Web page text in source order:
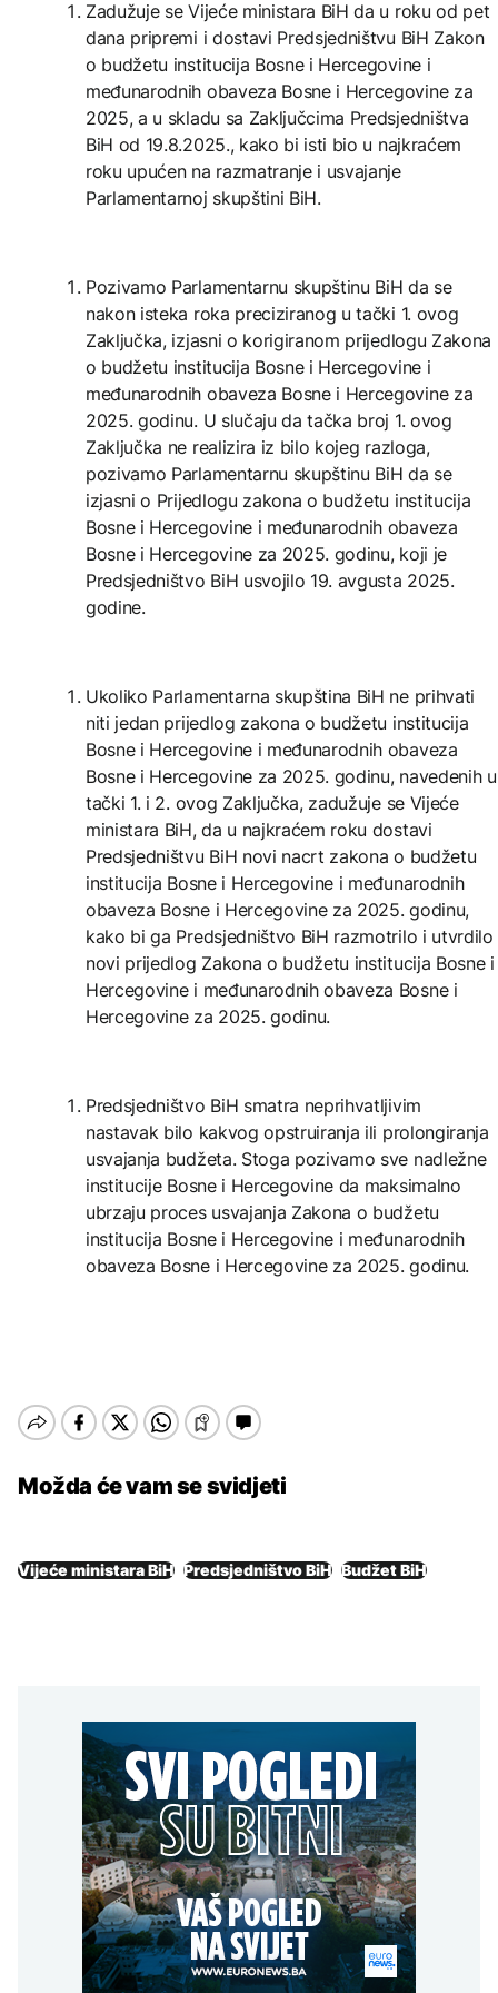
Zadužuje se Vijeće ministara BiH da u roku od pet
dana pripremi i dostavi Predsjedništvu BiH Zakon
o budžetu institucija Bosne i Hercegovine i
međunarodnih obaveza Bosne i Hercegovine za
2025, a u skladu sa Zaključcima Predsjedništva
BiH od 19.8.2025., kako bi isti bio u najkraćem
roku upućen na razmatranje i usvajanje
Parlamentarnoj skupštini BiH.
Pozivamo Parlamentarnu skupštinu BiH da se
nakon isteka roka preciziranog u tački 1. ovog
Zaključka, izjasni o korigiranom prijedlogu Zakona
o budžetu institucija Bosne i Hercegovine i
međunarodnih obaveza Bosne i Hercegovine za
2025. godinu. U slučaju da tačka broj 1. ovog
Zaključka ne realizira iz bilo kojeg razloga,
pozivamo Parlamentarnu skupštinu BiH da se
izjasni o Prijedlogu zakona o budžetu institucija
Bosne i Hercegovine i međunarodnih obaveza
Bosne i Hercegovine za 2025. godinu, koji je
Predsjedništvo BiH usvojilo 19. avgusta 2025.
godine.
Ukoliko Parlamentarna skupština BiH ne prihvati
niti jedan prijedlog zakona o budžetu institucija
Bosne i Hercegovine i međunarodnih obaveza
Bosne i Hercegovine za 2025. godinu, navedenih u
tački 1. i 2. ovog Zaključka, zadužuje se Vijeće
ministara BiH, da u najkraćem roku dostavi
Predsjedništvu BiH novi nacrt zakona o budžetu
institucija Bosne i Hercegovine i međunarodnih
obaveza Bosne i Hercegovine za 2025. godinu,
kako bi ga Predsjedništvo BiH razmotrilo i utvrdilo
novi prijedlog Zakona o budžetu institucija Bosne i
Hercegovine i međunarodnih obaveza Bosne i
Hercegovine za 2025. godinu.
Predsjedništvo BiH smatra neprihvatljivim
nastavak bilo kakvog opstruiranja ili prolongiranja
usvajanja budžeta. Stoga pozivamo sve nadležne
institucije Bosne i Hercegovine da maksimalno
ubrzaju proces usvajanja Zakona o budžetu
institucija Bosne i Hercegovine i međunarodnih
obaveza Bosne i Hercegovine za 2025. godinu.
Možda će vam se svidjeti
Vijeće ministara BiH Predsjedništvo BiH Budžet BiH